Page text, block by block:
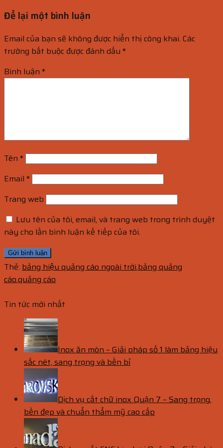
Để lại một bình luận
Email của bạn sẽ không được hiển thị công khai. Các
trường bắt buộc được đánh dấu *
Bình luận *
Tên *
Email *
Trang web
Lưu tên của tôi, email, và trang web trong trình duyệt
này cho lần bình luận kế tiếp của tôi.
Thẻ: bảng hiệu quảng cáo ngoài trời,bảng quảng
cáo,quảng cáo
Tin tức mới nhất
Inox ăn mòn – Giải pháp số 1 làm bảng hiệu
sắc nét, sang trọng và bền bỉ
Dịch vụ cắt chữ inox Quận 7 – Sang trọng,
bền đẹp và chuẩn thẩm mỹ cao cấp